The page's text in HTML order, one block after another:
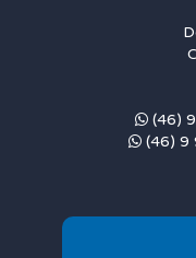
(46) 9
(46) 9